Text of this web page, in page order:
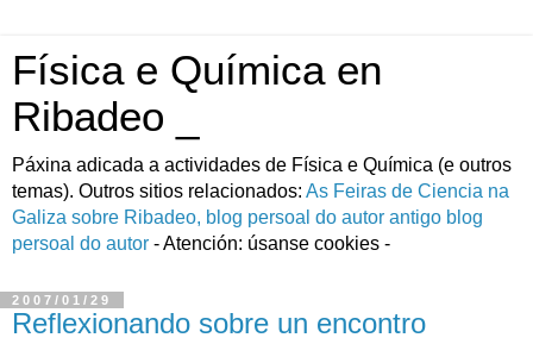
Física e Química en
Ribadeo _
Páxina adicada a actividades de Fí­sica e Quí­mica (e outros
temas). Outros sitios relacionados: As Feiras de Ciencia na
Galiza sobre Ribadeo, blog persoal do autor antigo blog
persoal do autor - Atención: úsanse cookies -
2007/01/29
Reflexionando sobre un encontro